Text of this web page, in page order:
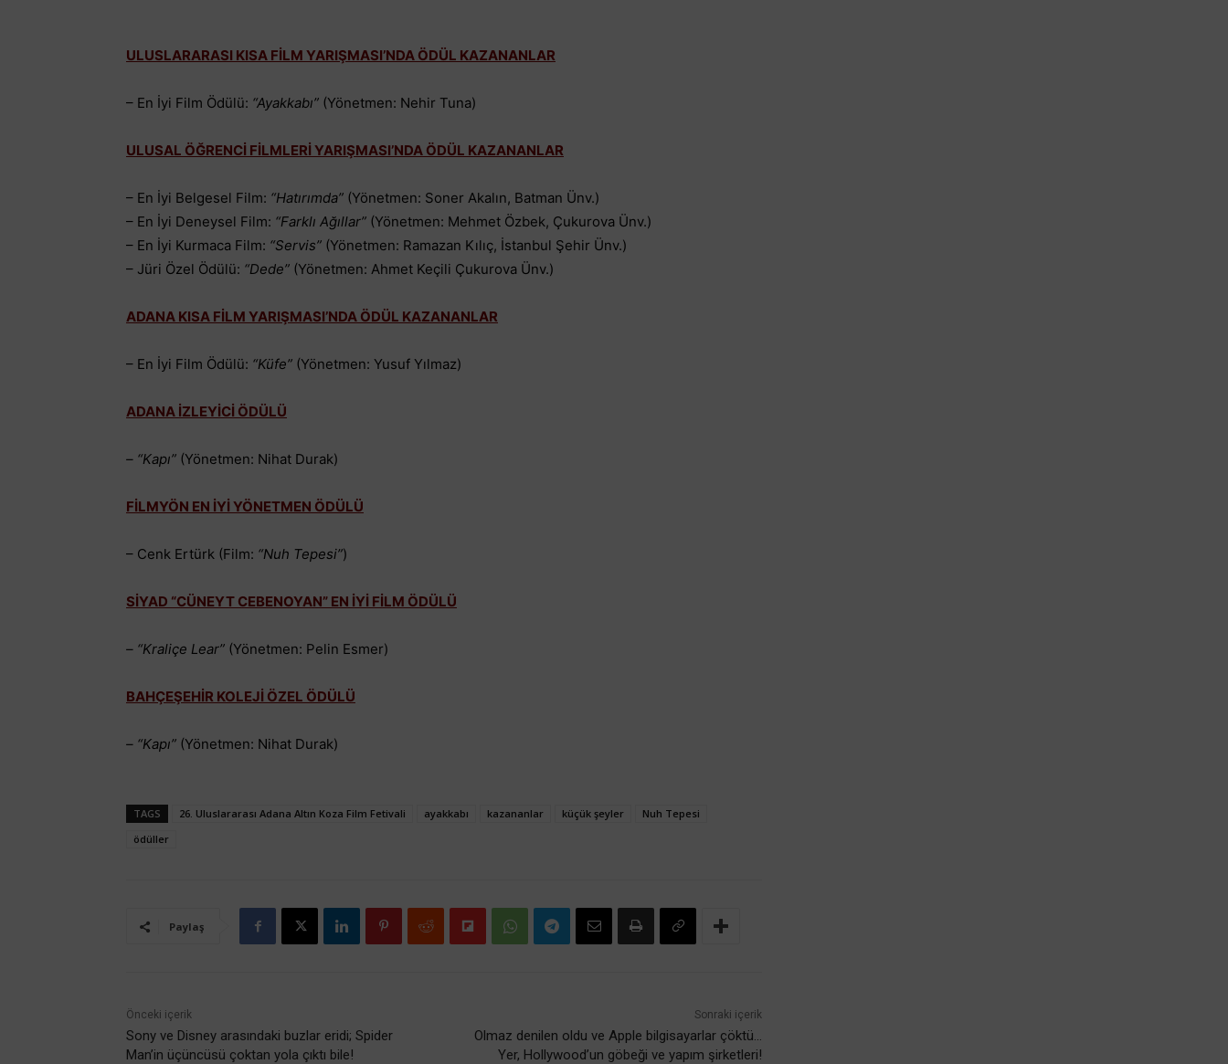
ULUSLARARASI KISA FİLM YARIŞMASI’NDA ÖDÜL KAZANANLAR
– En İyi Film Ödülü: “Ayakkabı” (Yönetmen: Nehir Tuna)
ULUSAL ÖĞRENCİ FİLMLERİ YARIŞMASI’NDA ÖDÜL KAZANANLAR
– En İyi Belgesel Film: “Hatırımda” (Yönetmen: Soner Akalın, Batman Ünv.)
– En İyi Deneysel Film: “Farklı Ağıllar” (Yönetmen: Mehmet Özbek, Çukurova Ünv.)
– En İyi Kurmaca Film: “Servis” (Yönetmen: Ramazan Kılıç, İstanbul Şehir Ünv.)
– Jüri Özel Ödülü: “Dede” (Yönetmen: Ahmet Keçili Çukurova Ünv.)
ADANA KISA FİLM YARIŞMASI’NDA ÖDÜL KAZANANLAR
– En İyi Film Ödülü: “Küfe” (Yönetmen: Yusuf Yılmaz)
ADANA İZLEYİCİ ÖDÜLÜ
– “Kapı” (Yönetmen: Nihat Durak)
FİLMYÖN EN İYİ YÖNETMEN ÖDÜLÜ
– Cenk Ertürk (Film: “Nuh Tepesi”)
SİYAD “CÜNEYT CEBENOYAN” EN İYİ FİLM ÖDÜLÜ
– “Kraliçe Lear” (Yönetmen: Pelin Esmer)
BAHÇEŞEHİR KOLEJİ ÖZEL ÖDÜLÜ
– “Kapı” (Yönetmen: Nihat Durak)
TAGS 26. Uluslararası Adana Altın Koza Film Fetivali ayakkabı kazananlar küçük şeyler
Nuh Tepesi
ödüller
Paylaş
Önceki içerik
Sony ve Disney arasındaki buzlar eridi; Spider
Man’in üçüncüsü çoktan yola çıktı bile!
Sonraki içerik
Olmaz denilen oldu ve Apple bilgisayarlar çöktü…
Yer, Hollywood’un göbeği ve yapım şirketleri!